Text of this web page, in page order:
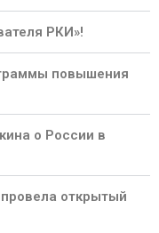
РКИ»!
повышения
о России в
открытый